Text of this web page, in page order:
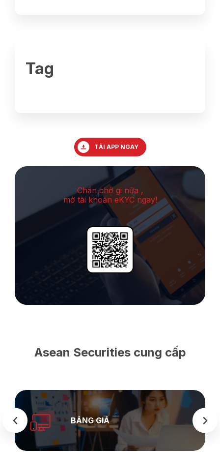
Tag
TẢI APP NGAY
Chần chờ gi nữa ,
mở tài khoản eKYC ngay!
Asean Securities cung cấp
SEASTOCK
WEB